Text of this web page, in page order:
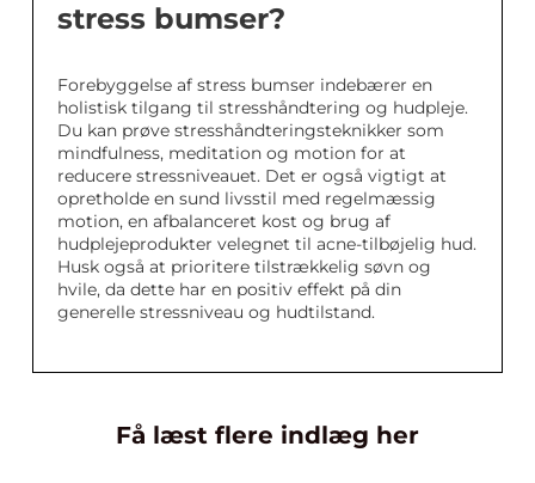
stress bumser?
Forebyggelse af stress bumser indebærer en
holistisk tilgang til stresshåndtering og hudpleje.
Du kan prøve stresshåndteringsteknikker som
mindfulness, meditation og motion for at
reducere stressniveauet. Det er også vigtigt at
opretholde en sund livsstil med regelmæssig
motion, en afbalanceret kost og brug af
hudplejeprodukter velegnet til acne-tilbøjelig hud.
Husk også at prioritere tilstrækkelig søvn og
hvile, da dette har en positiv effekt på din
generelle stressniveau og hudtilstand.
Få læst flere indlæg her